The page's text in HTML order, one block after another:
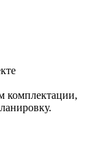
комплектации,